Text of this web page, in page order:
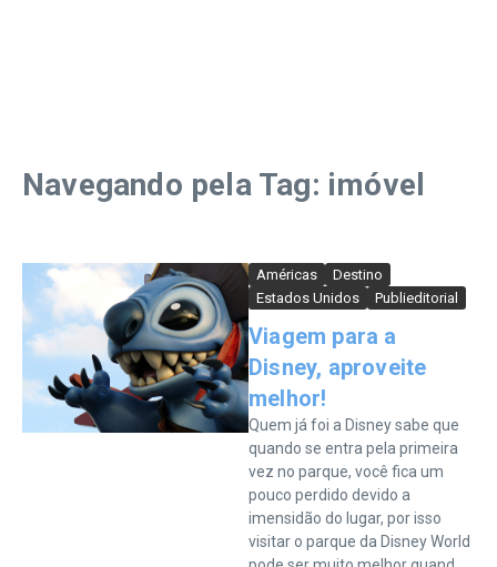
Navegando pela Tag: imóvel
Américas
Destino
Estados Unidos
Publieditorial
Viagem para a
Disney, aproveite
melhor!
Quem já foi a Disney sabe que
quando se entra pela primeira
vez no parque, você fica um
pouco perdido devido a
imensidão do lugar, por isso
visitar o parque da Disney World